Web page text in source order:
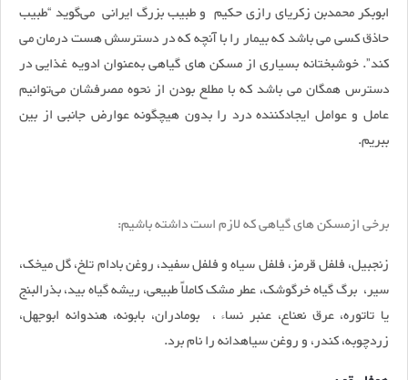
ابوبکر محمدبن زکریای رازی حکیم و طبیب بزرگ ایرانی می‌گوید “طبیب
حاذق کسی می باشد که بیمار را با آنچه که در دسترسش هست درمان می
کند”. خوشبختانه بسیاری از مسکن های گیاهی به‌عنوان ادویه غذایی در
دسترس همگان می باشد که با مطلع بودن از نحوه مصرفشان می‌توانیم
عامل و عوامل ایجادکننده درد را بدون هیچگونه عوارض جانبی از بین
ببریم.
برخی ازمسکن های گیاهی که لازم است داشته باشیم:
زنجبیل، فلفل قرمز، فلفل سیاه و فلفل سفید، روغن بادام تلخ، گل میخک،
سیر، برگ گیاه خرگوشک، عطر مشک کاملاً طبیعی، ریشه گیاه بید، بذرالبنج
یا تاتوره، عرق نعناع، عنبر نساء ، بومادران، بابونه، هندوانه ابوجهل،
زردچوبه، کندر، و روغن سیاهدانه را نام برد.